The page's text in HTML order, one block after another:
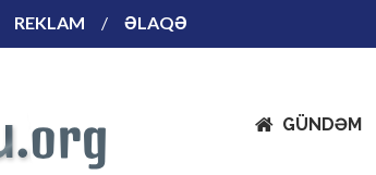
REKLAM ƏLAQƏ
GÜNDƏM